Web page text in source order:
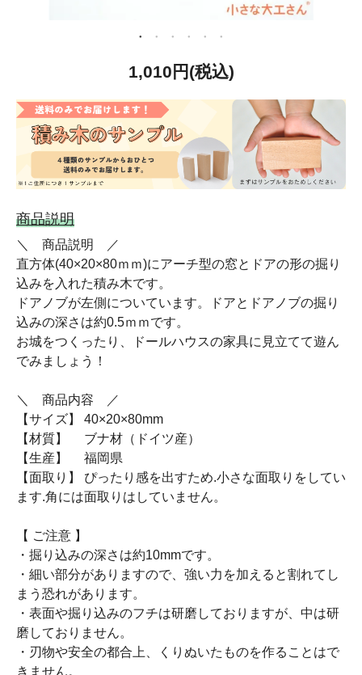
1,010円(税込)
商品説明
＼ 商品説明 ／
直方体(40×20×80ｍｍ)にアーチ型の窓とドアの形の掘り
込みを入れた積み木です。
ドアノブが左側についています。ドアとドアノブの掘り
込みの深さは約0.5ｍｍです。
お城をつくったり、ドールハウスの家具に見立てて遊ん
でみましょう！
＼ 商品内容 ／
【サイズ】 40×20×80mm
【材質】 ブナ材（ドイツ産）
【生産】 福岡県
【面取り】 ぴったり感を出すため.小さな面取りをしてい
ます.角には面取りはしていません。
【 ご注意 】
・掘り込みの深さは約10mmです。
・細い部分がありますので、強い力を加えると割れてし
まう恐れがあります。
・表面や掘り込みのフチは研磨しておりますが、中は研
磨しておりません。
・刃物や安全の都合上、くりぬいたものを作ることはで
きません。